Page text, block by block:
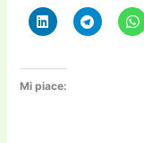
Mi piace: